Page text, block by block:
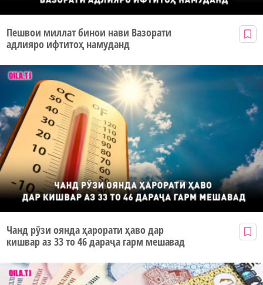
Пешвои миллат бинои нави Вазорати
адлияро ифтитоҳ намуданд
Чанд рӯзи оянда ҳарорати ҳаво дар
кишвар аз 33 то 46 дараҷа гарм мешавад